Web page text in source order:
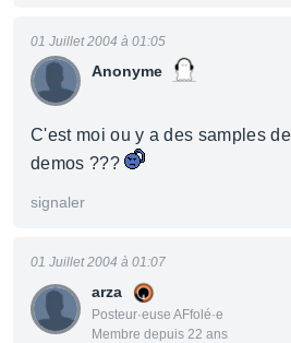
Anonyme
01 Juillet 2004 à 01:05
C'est moi ou y a des samples
demos ???
signaler
arza
Posteur·euse AFfolé·e
Membre depuis 22 ans
01 Juillet 2004 à 01:07